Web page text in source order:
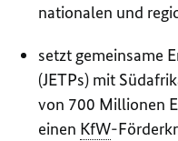
nationalen und
setzt gemeinsame
(JETPs) mit
von 700 Millionen
einen KfW-